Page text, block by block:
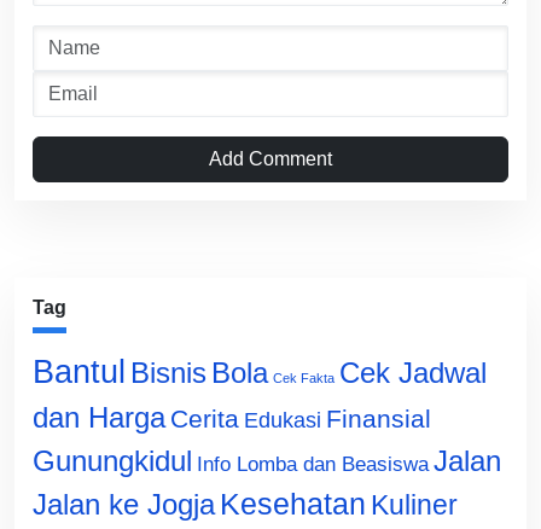
Add Comment
Tag
Bantul Bisnis Bola Cek Fakta Cek Jadwal
dan Harga Cerita Edukasi Finansial
Gunungkidul Info Lomba dan Beasiswa Jalan
Jalan ke Jogja Kesehatan Kuliner